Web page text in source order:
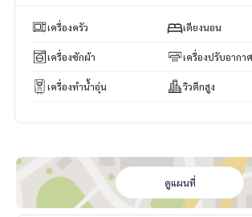
เครื่องครัว เตียงนอน
เครื่องซักผ้า เครื่องปรับอากาศ
เครื่องทำน้ำอุ่น วิวตึกสูง
ดูแผนที่